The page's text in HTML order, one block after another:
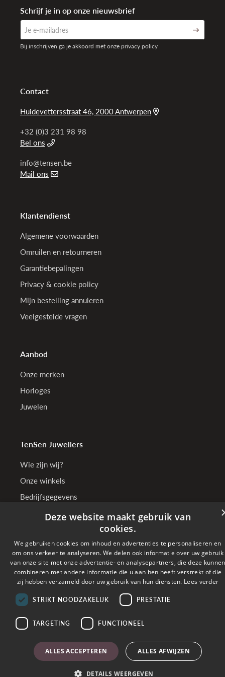
Contact
Huidevettersstraat 46, 2000 Antwerpen
+32 (0)3 231 98 98
Bel ons
info@tensen.be
Mail ons
Klantendienst
Algemene voorwaarden
Omruilen en retourneren
Garantiebepalingen
Privacy & cookie policy
Mijn bestelling annuleren
Veelgestelde vragen
Aanbod
Onze merken
Horloges
Juwelen
TenSen Juweliers
Wie zijn wij?
Onze winkels
Bedrijfsgegevens
Schrijf je in op onze nieuwsbrief
Bij inschrijven ga je akkoord met onze privacy policy
Online betalen met
Verzonden met
Copyright © 2026 TenSen Juweliers. All rights reserved - BE0407.661.108 - Powered
Deze website maakt gebruik van
cookies.
We gebruiken cookies om inhoud en advertenties te personaliseren en
om ons verkeer te analyseren. We delen ook informatie over uw gebruik
van onze site met onze advertentie- en analysepartners, die deze kunnen
combineren met andere informatie die u aan hen heeft verstrekt of die
zij hebben verzameld door uw gebruik van hun diensten. Lees verder
STRIKT NOODZAKELIJK PRESTATIE
TARGETING FUNCTIONEEL
ALLES ACCEPTEREN ALLES AFWIJZEN
DETAILS WEERGEVEN